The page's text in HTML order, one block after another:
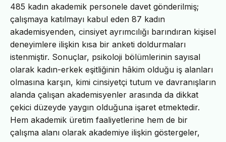
485 kadın akademik personele davet gönderilmiş;
çalışmaya katılmayı kabul eden 87 kadın
akademisyenden, cinsiyet ayrımcılığı barındıran kişisel
deneyimlere ilişkin kısa bir anketi doldurmaları
istenmiştir. Sonuçlar, psikoloji bölümlerinin sayısal
olarak kadın-erkek eşitliğinin hâkim olduğu iş alanları
olmasına karşın, kimi cinsiyetçi tutum ve davranışların
alanda çalışan akademisyenler arasında da dikkat
çekici düzeyde yaygın olduğuna işaret etmektedir.
Hem akademik üretim faaliyetlerine hem de bir
çalışma alanı olarak akademiye ilişkin göstergeler,